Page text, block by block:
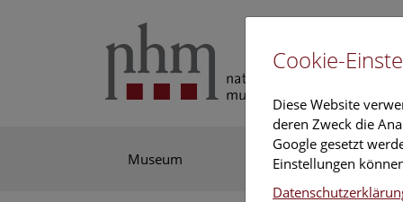
Museum Ausstellung
Cookie-
Diese Website
deren Zweck die
Google gesetzt
Einstellungen